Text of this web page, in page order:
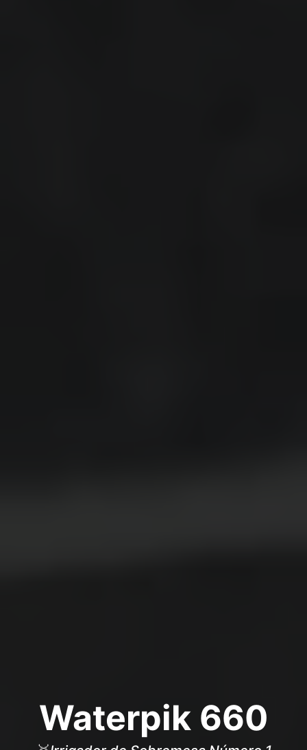
Waterpik 660